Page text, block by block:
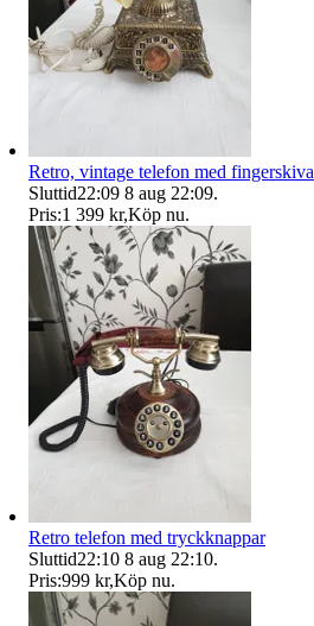
Retro, vintage telefon med fingerskiva
Sluttid22:09 8 aug 22:09.
Pris:1 399 kr,Köp nu.
Retro telefon med tryckknappar
Sluttid22:10 8 aug 22:10.
Pris:999 kr,Köp nu.